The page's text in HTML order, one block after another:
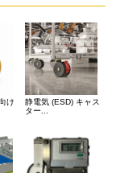
け
静電気 (ESD) キャス
ター...